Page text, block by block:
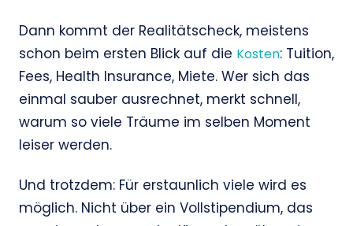
Dann kommt der Realitätscheck, meistens
schon beim ersten Blick auf die Kosten: Tuition,
Fees, Health Insurance, Miete. Wer sich das
einmal sauber ausrechnet, merkt schnell,
warum so viele Träume im selben Moment
leiser werden.
Und trotzdem: Für erstaunlich viele wird es
möglich. Nicht über ein Vollstipendium, das